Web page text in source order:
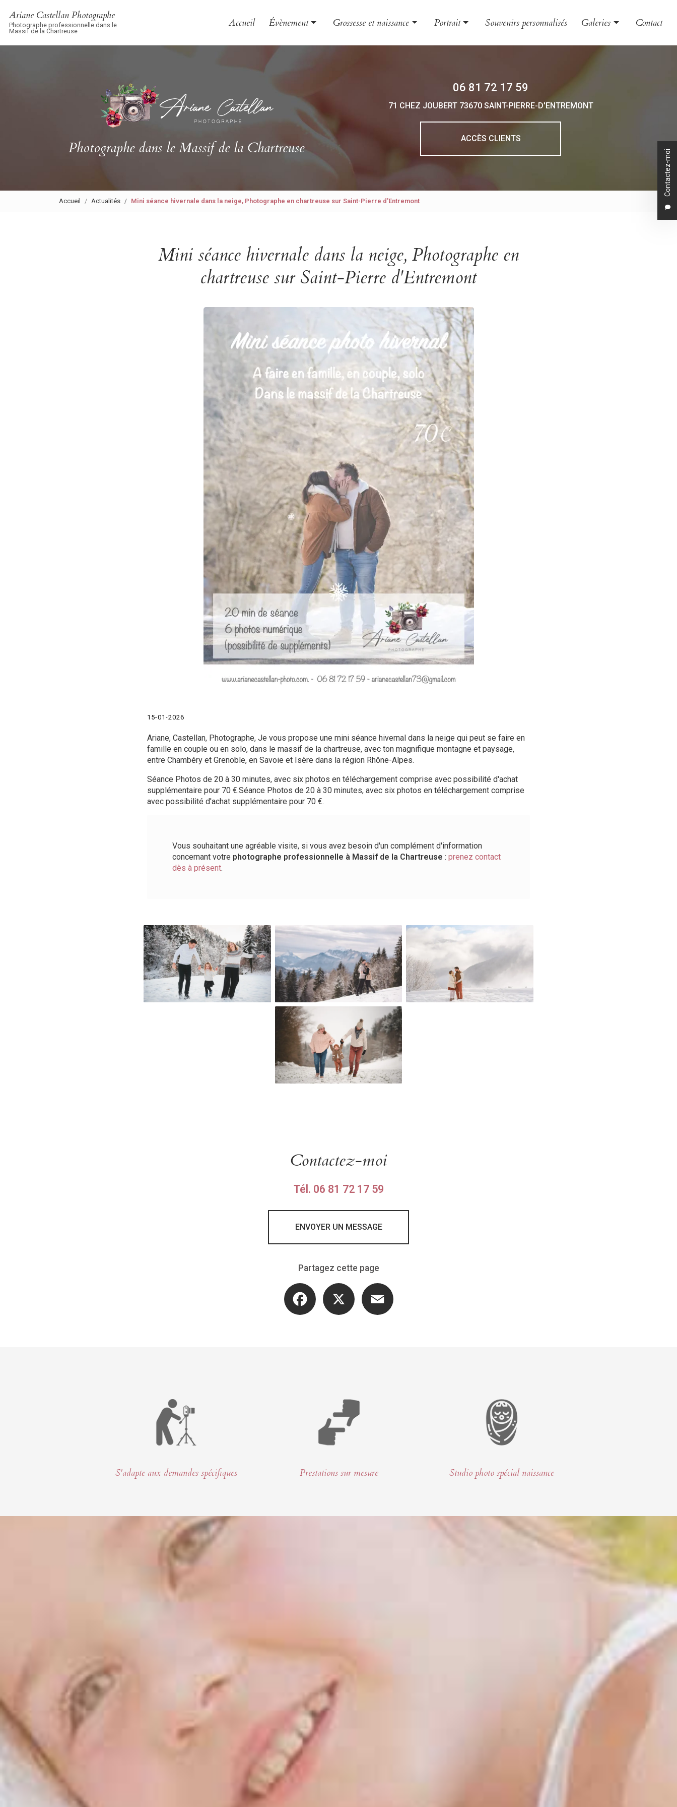
contenu
Ariane Castellan Photographe
Photographe professionnelle dans le
Massif de la Chartreuse
Contactez-moi
Accueil Évènement
Mariage
Grossesse et naissance Portrait
Book et boudoir
Photo d'entreprise
Souvenirs personnalisés Galeries Contact
Photographe dans le Massif de la Chartreuse
06 81 72 17 59
71 CHEZ JOUBERT 73670 SAINT-PIERRE-D'ENTREMONT
ACCÈS CLIENTS
Accueil Actualités Mini séance hivernale dans la neige, Photographe en chartreuse sur Saint-Pierre d'Entremont
Mini séance hivernale dans la neige, Photographe en
chartreuse sur Saint-Pierre d'Entremont
15-01-2026
Ariane, Castellan, Photographe, Je vous propose une mini séance hivernal dans la neige qui peut se faire en
famille en couple ou en solo, dans le massif de la chartreuse, avec ton magnifique montagne et paysage,
entre Chambéry et Grenoble, en Savoie et Isère dans la région Rhône-Alpes.
Séance Photos de 20 à 30 minutes, avec six photos en téléchargement comprise avec possibilité d'achat
supplémentaire pour 70 €.Séance Photos de 20 à 30 minutes, avec six photos en téléchargement comprise
avec possibilité d'achat supplémentaire pour 70 €.
Vous souhaitant une agréable visite, si vous avez besoin d'un complément d'information
concernant votre photographe professionnelle à Massif de la Chartreuse : prenez contact
dès à présent.
Contactez-moi
Tél. 06 81 72 17 59
ENVOYER UN MESSAGE
Partagez cette page
Facebook
S'adapte aux demandes spécifiques Prestations sur mesure Studio photo spécial naissance